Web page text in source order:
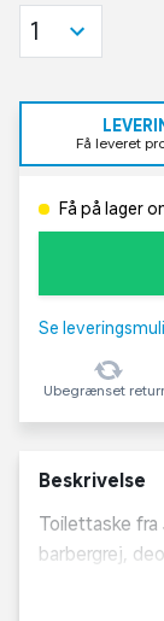
1
Få leveret
Få på lager
Se
Ubegrænset
Beskrivelse
Toilettaske fra
barbergrej,